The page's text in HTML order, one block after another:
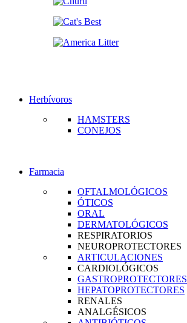
Herbívoros
HAMSTERS
CONEJOS
Farmacia
OFTALMOLÓGICOS
ÓTICOS
ORAL
DERMATOLÓGICOS
RESPIRATORIOS
NEUROPROTECTORES
ARTICULACIONES
CARDIOLÓGICOS
GASTROPROTECTORES
HEPATOPROTECTORES
RENALES
ANALGÉSICOS